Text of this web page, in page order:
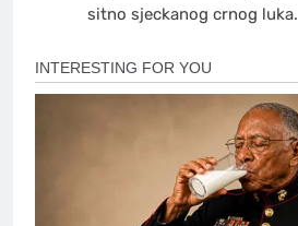
sitno sjeckanog crnog luka.